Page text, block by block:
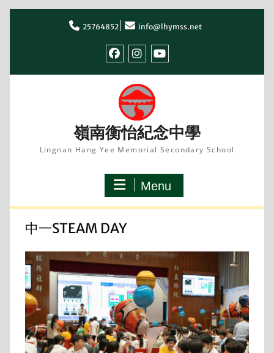
25764852 info@lhymss.net
嶺南衡怡紀念中學
Lingnan Hang Yee Memorial Secondary School
Menu
中一STEAM DAY